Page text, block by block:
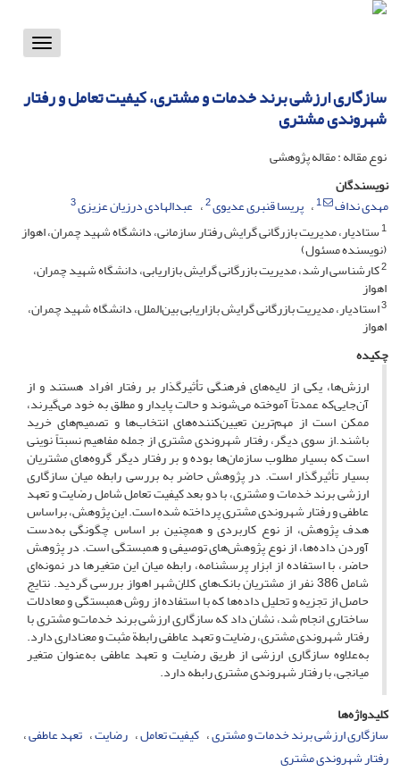
Toggle
سازگاری ارزشی برند خدمات و مشتری، کیفیت تعامل و رفتار
شهروندی مشتری
نوع مقاله : مقاله پژوهشی
نویسندگان
مهدی نداف
1 پریسا قنبری عدیوی2 عبدالهادی درزیان عزیزی3
1ستادیار، مدیریت بازرگانی گرایش رفتار سازمانی، دانشگاه شهید چمران، اهواز
(نویسنده مسئول)
2کارشناسی ارشد، مدیریت بازرگانی گرایش بازاریابی، دانشگاه شهید چمران،
اهواز
3استادیار، مدیریت بازرگانی گرایش بازاریابی بین‌الملل، دانشگاه شهید چمران،
اهواز
چکیده
ارزش‌ها، یکی از لایه‌های فرهنگی تأثیرگذار بر رفتار افراد هستند و از
آن‌جایی‌که عمدتاً آموخته می‌شوند و حالت پایدار و مطلق به خود می‌گیرند،
ممکن است از مهم‌ترین تعیین‌کننده‌های انتخاب‌ها و تصمیم‌های خرید
باشند.از سوی دیگر، رفتار شهروندی مشتری از جمله مفاهیم نسبتاً نوینی
است که بسیار مطلوب سازمان‌ها بوده و بر رفتار دیگر گروه‌های مشتریان
بسیار تأثیر‌گذار است. در پژوهش حاضر به بررسی رابطه میان سازگاری‌
ارزشی برند خدمات و مشتری، با دو بعد کیفیت تعامل شامل رضایت و تعهد
عاطفی و رفتار شهروندی مشتری پرداخته شده است. این پژوهش، براساس
هدف پژوهش، از نوع کاربردی و همچنین بر‌ اساس چگونگی به‌دست
آوردن داده‌ها، از نوع پژوهش‌های توصیفی و همبستگی است. در پژوهش
حاضر، با استفاده از ابزار پرسشنامه، رابطه میان این متغیرها در نمونه‌ای
شامل 386 نفر از مشتریان بانک‌های کلان‌شهر اهواز بررسی گردید. نتایج
حاصل از تجزیه و تحلیل داده‌ها که با استفاده از روش همبستگی و معادلات
ساختاری انجام شد، نشان داد که سازگاری ارزشی برند خدمات‌و مشتری با
رفتار شهروندی مشتری، رضایت و تعهد عاطفی رابطة مثبت و معناداری دارد.
به‌علاوه سازگاری ارزشی از طریق رضایت و تعهد عاطفی به‌عنوان متغیر
میانجی، با رفتار شهروندی مشتری رابطه دارد.
کلیدواژه‌ها
سازگاری ارزشی برند خدمات و مشتری کیفیت تعامل رضایت تعهد عاطفی
رفتار شهروندی مشتری